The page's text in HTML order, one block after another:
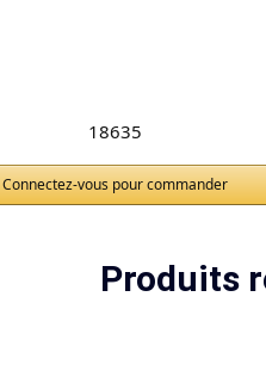
18635
Connectez-vous pour commander
Produits